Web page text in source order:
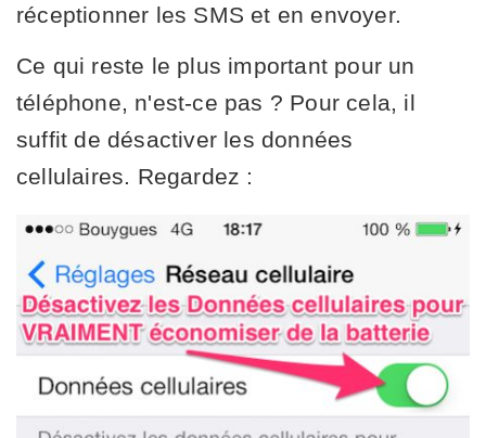
réceptionner les SMS et en envoyer.
Ce qui reste le plus important pour un
téléphone, n'est-ce pas ? Pour cela, il
suffit de désactiver les données
cellulaires. Regardez :